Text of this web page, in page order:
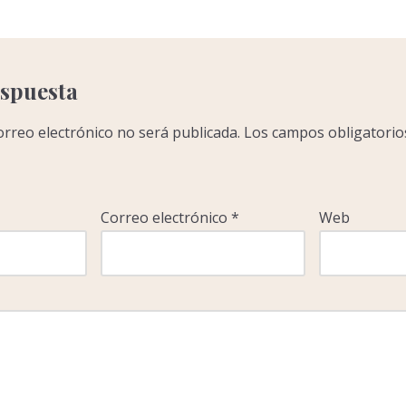
electrónico no será publicada. Los campos
Correo electrónico * Web